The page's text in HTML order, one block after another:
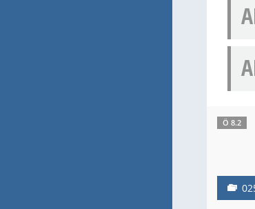
Ö 8.2